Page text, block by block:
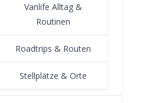
Vanlife Alltag &
Routinen
Roadtrips & Routen
Stellplätze & Orte